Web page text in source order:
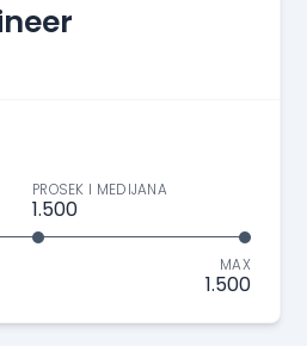
PROSEK I MEDIJANA
1.500
MAX
1.500